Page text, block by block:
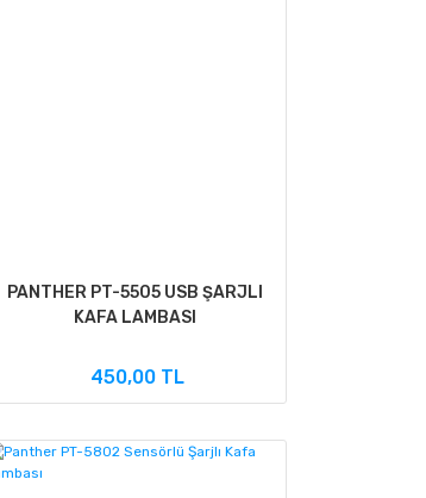
PANTHER PT-5505 USB ŞARJLI
KAFA LAMBASI
450,00 TL